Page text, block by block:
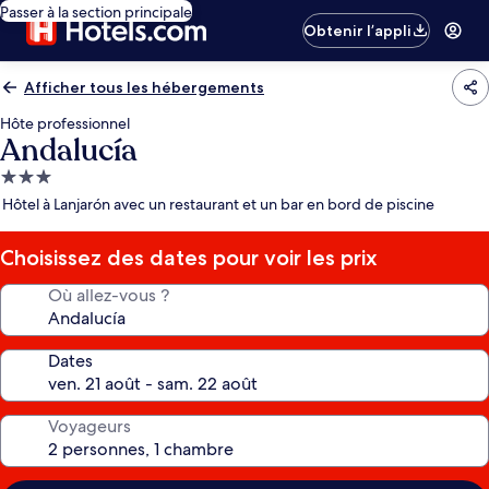
Passer à la section principale
Obtenir l’appli
Afficher tous les hébergements
Hôte professionnel
Andalucía
Hébergement
3.0 étoiles
Hôtel à Lanjarón avec un restaurant et un bar en bord de piscine
Choisissez des dates pour voir les prix
Où allez-vous ?
Dates
Voyageurs